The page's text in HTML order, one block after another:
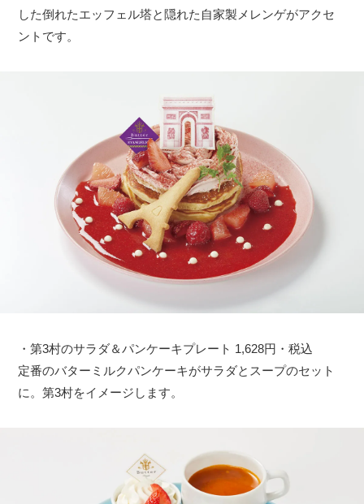
した倒れたエッフェル塔と隠れた自家製メレンゲがアクセ
ントです。
・第3村のサラダ＆パンケーキプレート 1,628円・税込
定番のバターミルクパンケーキがサラダとスープのセット
に。第3村をイメージします。